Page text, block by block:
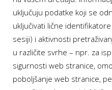
Aukcije
uključuju podatke koji se
uključivati lične
sesiji) i aktivnosti
u različite svrhe – npr. za
sigurnosti web stranice,
poboljšanje web stranice,